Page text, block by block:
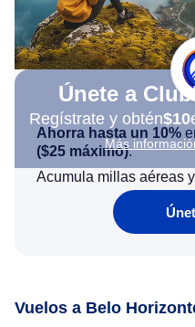
Únete a
Regístrate y obtén$10
Más
Ahorra hasta un 10%
($25 máximo).
Acumula millas aéreas
Vuelos a Belo